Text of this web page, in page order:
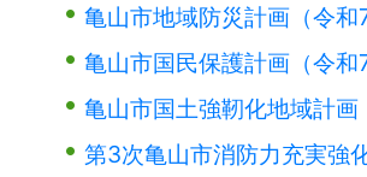
亀山市地域防災計画（令和
亀山市国民保護計画（令和
亀山市国土強靭化地域計画
第3次亀山市消防力充実強